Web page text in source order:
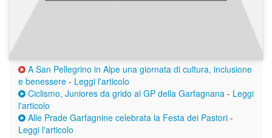
A San Pellegrino in Alpe una giornata di cultura, inclusione
e benessere - Leggi l'articolo
Ciclismo, Juniores da grido al GP della Garfagnana - Leggi
l'articolo
Alle Prade Garfagnine celebrata la Festa dei Pastori -
Leggi l'articolo